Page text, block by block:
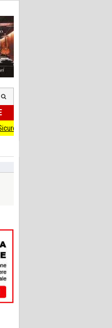
Democratici ribattono ai